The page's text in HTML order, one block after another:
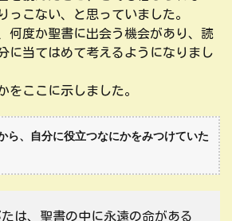
っこない、と思っていました。
何度か聖書に出会う機会があり、読
に当てはめて考えるようになりまし
をここに示しました。
ら、自分に役立つなにかをみつけていた
は、聖書の中に永遠の命がある